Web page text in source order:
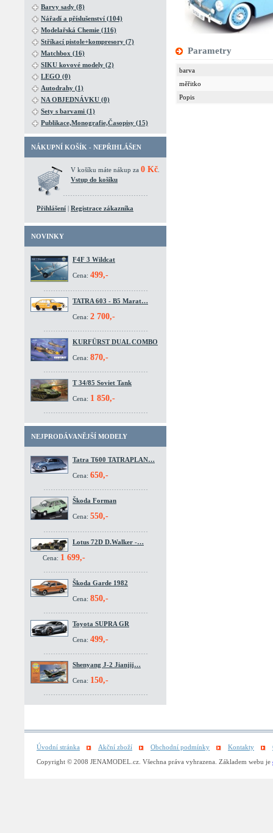
Barvy sady (8)
Nářadí a příslušenství (104)
Modelařská Chemie (116)
Stříkací pistole+kompresory (7)
Matchbox (16)
SIKU kovové modely (2)
LEGO (0)
Autodrahy (1)
NA OBJEDNÁVKU (0)
Sety s barvami (1)
Publikace,Monografie,Časopisy (15)
NÁKUPNÍ KOŠÍK - NEPŘIHLÁŠEN
V košíku máte nákup za 0 Kč
Vstup do košíku
Přihlášení | Registrace zákazníka
NOVINKY
F4F 3 Wildcat
Cena: 499,-
TATRA 603 - B5 Marat…
Cena: 2 700,-
KURFÜRST DUAL COMBO
Cena: 870,-
T 34/85 Soviet Tank
Cena: 1 850,-
NEJPRODÁVANĚJŠÍ MODELY
Tatra T600 TATRAPLAN…
Cena: 650,-
Škoda Forman
Cena: 550,-
Lotus 72D D.Walker -…
Cena: 1 699,-
Škoda Garde 1982
Cena: 850,-
Toyota SUPRA GR
Cena: 499,-
Shenyang J-2 Jianjij…
Cena: 150,-
Parametry
barva
měřitko
Popis
Úvodní stránka Akční zboží Obchodní podmínky Kontakty
Copyright © 2008 JENAMODEL.cz. Všechna práva vyhrazena. Základem webu je